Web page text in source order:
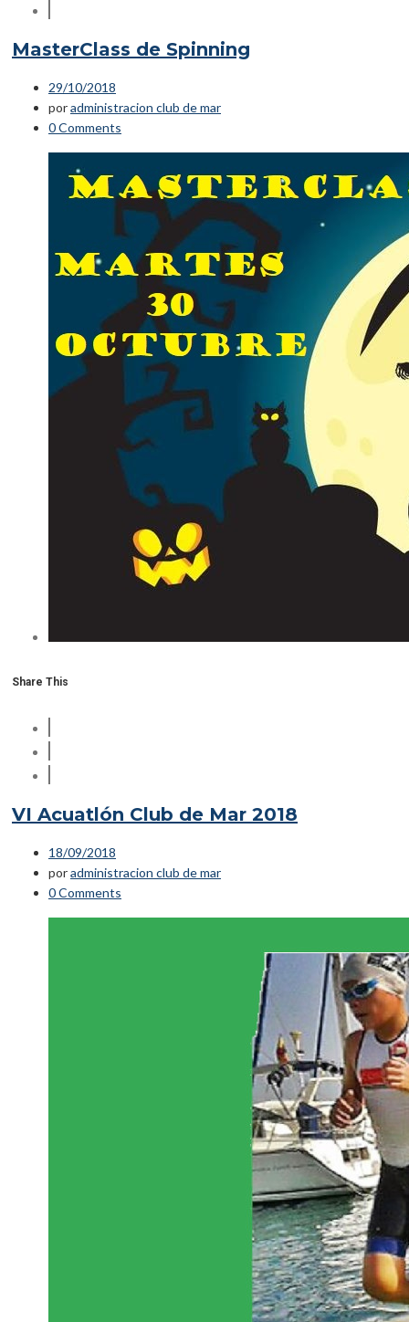
MasterClass de Spinning
29/10/2018
poradministracion club de mar
0 Comments
Share This
VI Acuatlón Club de Mar 2018
18/09/2018
poradministracion club de mar
0 Comments